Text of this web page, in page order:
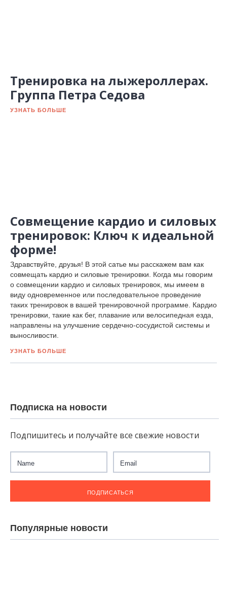
Тренировка на лыжероллерах.
Группа Петра Седова
УЗНАТЬ БОЛЬШЕ
Совмещение кардио и силовых
тренировок: Ключ к идеальной
форме!
Здравствуйте, друзья! В этой сатье мы расскажем вам как
совмещать кардио и силовые тренировки. Когда мы говорим
о совмещении кардио и силовых тренировок, мы имеем в
виду одновременное или последовательное проведение
таких тренировок в вашей тренировочной программе. Кардио
тренировки, такие как бег, плавание или велосипедная езда,
направлены на улучшение сердечно-сосудистой системы и
выносливости.
УЗНАТЬ БОЛЬШЕ
Подписка на новости
Подпишитесь и получайте все свежие новости
Популярные новости